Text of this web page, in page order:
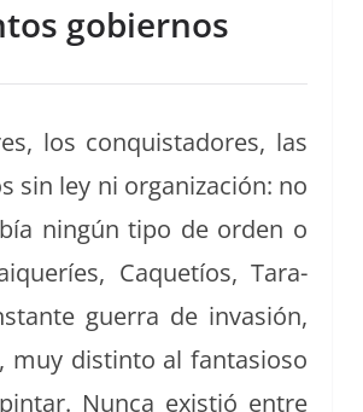
gobiernos
los con­quis­ta­dores, las
sin ley ni orga­ni­zación: no
ningún tipo de orden o
Caque­tíos, Tara­
guer­ra de invasión,
muy dis­tin­to al fan­ta­sioso
Nun­ca exis­tió entre